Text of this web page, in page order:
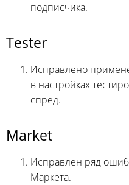
подписчика.
Tester
Исправлено
в настройках
спред.
Market
Исправлен ряд
Маркета.